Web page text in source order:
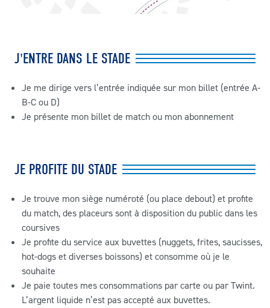
J'ENTRE DANS LE STADE
Je me dirige vers l’entrée indiquée sur mon billet (entrée A-
B-C ou D)
Je présente mon billet de match ou mon abonnement
JE PROFITE DU STADE
Je trouve mon siège numéroté (ou place debout) et profite
du match, des placeurs sont à disposition du public dans les
coursives
Je profite du service aux buvettes (nuggets, frites, saucisses,
hot-dogs et diverses boissons) et consomme où je le
souhaite
Je paie toutes mes consommations par carte ou par Twint.
L’argent liquide n’est pas accepté aux buvettes.